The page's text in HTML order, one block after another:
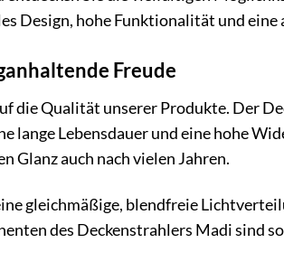
Design, hohe Funktionalität und eine
Freude
die Qualität unserer Produkte. Der
lange Lebensdauer und eine hohe
Glanz auch nach vielen Jahren.
gleichmäßige, blendfreie
des Deckenstrahlers Madi sind